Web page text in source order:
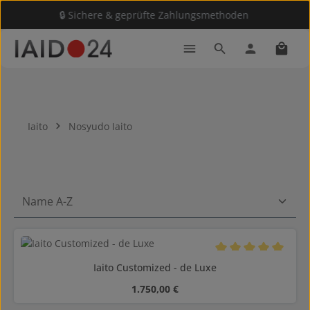
Zum Hauptinhalt springen
🔒 Sichere & geprüfte Zahlungsmethoden
Iaito Nosyudo Iaito
Durchschnittliche
Iaito Customized - de Luxe
Regulärer Preis:
1.750,00 €